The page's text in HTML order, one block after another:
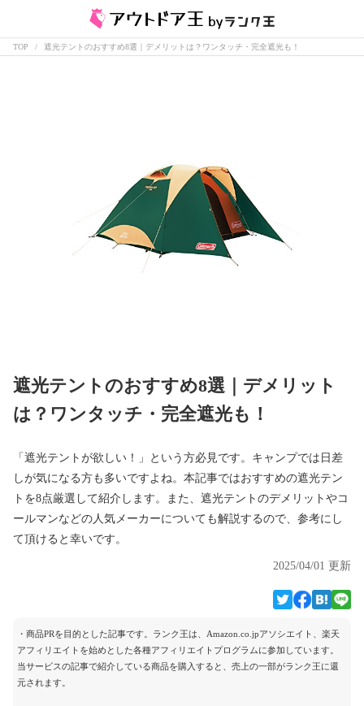
TOP 遮光テントのおすすめ8選｜デメリットは？ワンタッチ・完全遮光も！
遮光テントのおすすめ8選｜デメリット
は？ワンタッチ・完全遮光も！
「遮光テントが欲しい！」という方必見です。キャンプでは日差
しが気になる方も多いですよね。本記事ではおすすめの遮光テン
トを8点厳選して紹介します。また、遮光テントのデメリットやコ
ールマンなどの人気メーカーについても解説するので、参考にし
て頂けると幸いです。
2025/04/01 更新
・商品PRを目的とした記事です。ランク王は、Amazon.co.jpアソシエイト、楽天
アフィリエイトを始めとした各種アフィリエイトプログラムに参加しています。
当サービスの記事で紹介している商品を購入すると、売上の一部がランク王に還
元されます。